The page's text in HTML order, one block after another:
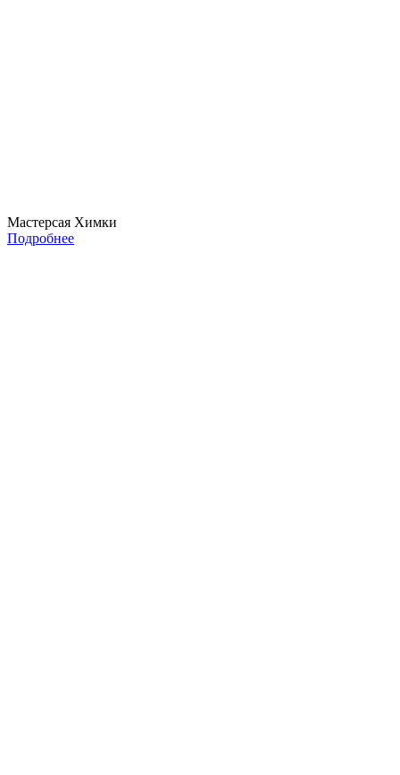
Мастерсая Химки
Подробнее